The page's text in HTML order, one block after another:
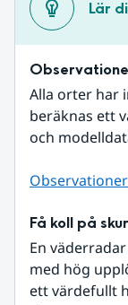
Lär
Alla orter har
beräknas ett
och
Få koll på
En
med hög
ett värdefullt